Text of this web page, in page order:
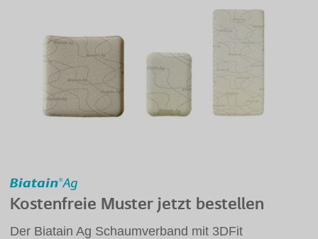
Kostenfreie Muster jetzt bestellen
Der Biatain Ag Schaumverband mit 3DFit